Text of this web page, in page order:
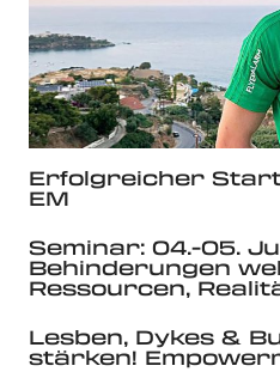
Erfolgreicher
EM
Seminar: 04.-05.
Behinderungen
Ressourcen,
Lesben, Dykes &
stärken!